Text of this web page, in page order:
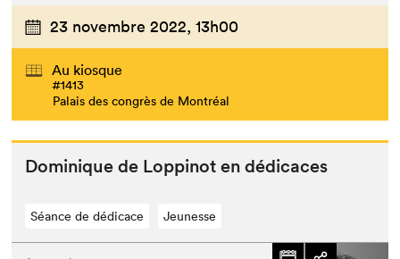
23 novembre 2022, 13h00
Au kiosque
#1413
Palais des congrès de Montréal
Dominique de Lop­pinot en dédicaces
Séance de dédicace Jeunesse